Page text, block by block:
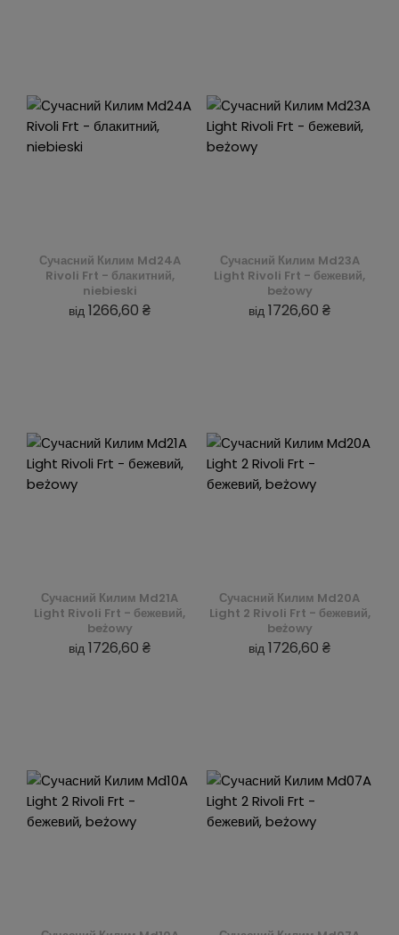
Сучасний Килим Md24A
Rivoli Frt - блакитний,
niebieski
від 1266,60 ₴
Сучасний Килим Md23A
Light Rivoli Frt - бежевий,
beżowy
від 1726,60 ₴
Сучасний Килим Md21A
Light Rivoli Frt - бежевий,
beżowy
від 1726,60 ₴
Сучасний Килим Md20A
Light 2 Rivoli Frt - бежевий,
beżowy
від 1726,60 ₴